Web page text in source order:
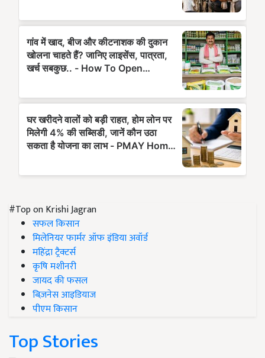
#Top on Krishi Jagran
सफल किसान
मिलेनियर फार्मर ऑफ इंडिया अवॉर्ड
महिंद्रा ट्रैक्टर्स
कृषि मशीनरी
जायद की फसल
बिज़नेस आइडियाज
पीएम किसान
Top Stories